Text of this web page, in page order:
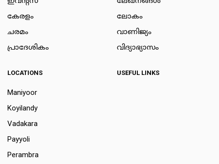
കേരളം
ചരമം
പ്രാദേശികം
ലോകം
വാണിജ്യം
വിദ്യാഭ്യാസം
LOCATIONS
Maniyoor
Koyilandy
Vadakara
Payyoli
Perambra
USEFUL LINKS